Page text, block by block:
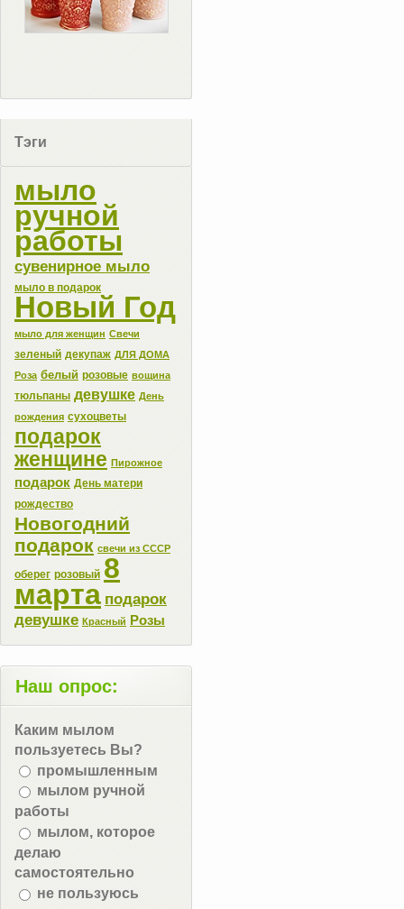
Тэги
мыло
ручной
работы
сувенирное мыло
мыло в подарок
Новый Год
мыло для женщин Свечи
зеленый декупаж ДЛЯ ДОМА
Роза белый розовые вощина
тюльпаны девушке День
рождения сухоцветы
подарок
женщине Пирожное
подарок День матери
рождество
Новогодний
подарок свечи из СССР
оберег розовый 8
марта подарок
девушке Красный Розы
Наш опрос:
Каким мылом
пользуетесь Вы?
промышленным
мылом ручной
работы
мылом, которое
делаю
самостоятельно
не пользуюсь